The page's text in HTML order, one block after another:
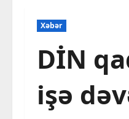
Xəbər
DİN
işə